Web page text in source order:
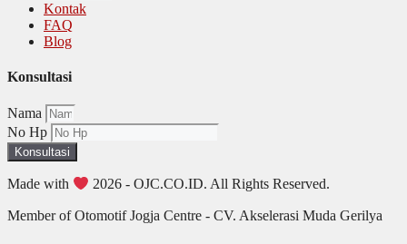
Kontak
FAQ
Blog
Konsultasi
Nama
No Hp
Konsultasi
Made with
2026 - OJC.CO.ID. All Rights Reserved.
Member of Otomotif Jogja Centre - CV. Akselerasi Muda Gerilya